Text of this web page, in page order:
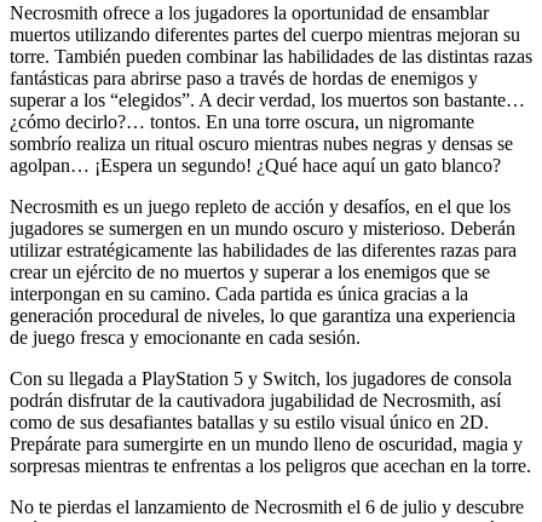
Necrosmith ofrece a los jugadores la oportunidad de ensamblar
muertos utilizando diferentes partes del cuerpo mientras mejoran su
torre. También pueden combinar las habilidades de las distintas razas
fantásticas para abrirse paso a través de hordas de enemigos y
superar a los “elegidos”. A decir verdad, los muertos son bastante…
¿cómo decirlo?… tontos. En una torre oscura, un nigromante
sombrío realiza un ritual oscuro mientras nubes negras y densas se
agolpan… ¡Espera un segundo! ¿Qué hace aquí un gato blanco?
Necrosmith es un juego repleto de acción y desafíos, en el que los
jugadores se sumergen en un mundo oscuro y misterioso. Deberán
utilizar estratégicamente las habilidades de las diferentes razas para
crear un ejército de no muertos y superar a los enemigos que se
interpongan en su camino. Cada partida es única gracias a la
generación procedural de niveles, lo que garantiza una experiencia
de juego fresca y emocionante en cada sesión.
Con su llegada a PlayStation 5 y Switch, los jugadores de consola
podrán disfrutar de la cautivadora jugabilidad de Necrosmith, así
como de sus desafiantes batallas y su estilo visual único en 2D.
Prepárate para sumergirte en un mundo lleno de oscuridad, magia y
sorpresas mientras te enfrentas a los peligros que acechan en la torre.
No te pierdas el lanzamiento de Necrosmith el 6 de julio y descubre